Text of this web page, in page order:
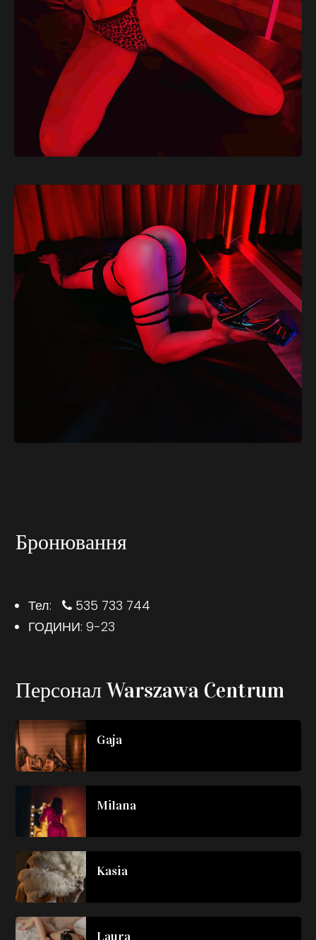
Бронювання
Тел:
535 733 744
ГОДИНИ: 9-23
Персонал Warszawa Centrum
Gaja
Milana
Kasia
Laura